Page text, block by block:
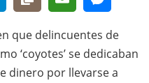
que delincuentes de
‘coyotes’ se dedicaban
dinero por llevarse a